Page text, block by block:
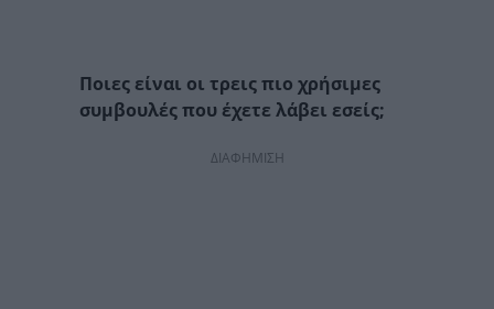
Ποιες είναι οι τρεις πιο χρήσιμες
συμβουλές που έχετε λάβει εσείς;
ΔΙΑΦΗΜΙΣΗ